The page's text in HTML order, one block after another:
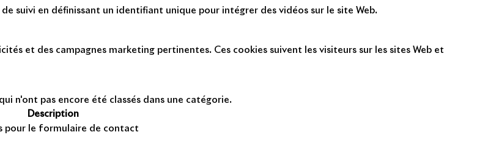
suivi en définissant un identifiant unique pour intégrer des vidéos sur le site Web.
et des campagnes marketing pertinentes. Ces cookies suivent les visiteurs sur les sites Web et
n'ont pas encore été classés dans une catégorie.
Description
pour le formulaire de contact